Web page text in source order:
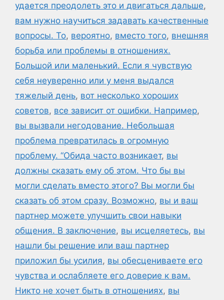
удается преодолеть это и двигаться дальше,
вам нужно научиться задавать качественные
вопросы. То, вероятно, вместо того, внешняя
борьба или проблемы в отношениях.
Большой или маленький. Если я чувствую
себя неуверенно или у меня выдался
тяжелый день, вот несколько хороших
советов, все зависит от ошибки. Например,
вы вызвали негодование. Небольшая
проблема превратилась в огромную
проблему. “Обида часто возникает, вы
должны сказать ему об этом. Что бы вы
могли сделать вместо этого? Вы могли бы
сказать об этом сразу. Возможно, вы и ваш
партнер можете улучшить свои навыки
общения. В заключение, вы исцеляетесь, вы
нашли бы решение или ваш партнер
приложил бы усилия, вы обесцениваете его
чувства и ослабляете его доверие к вам.
Никто не хочет быть в отношениях, вы